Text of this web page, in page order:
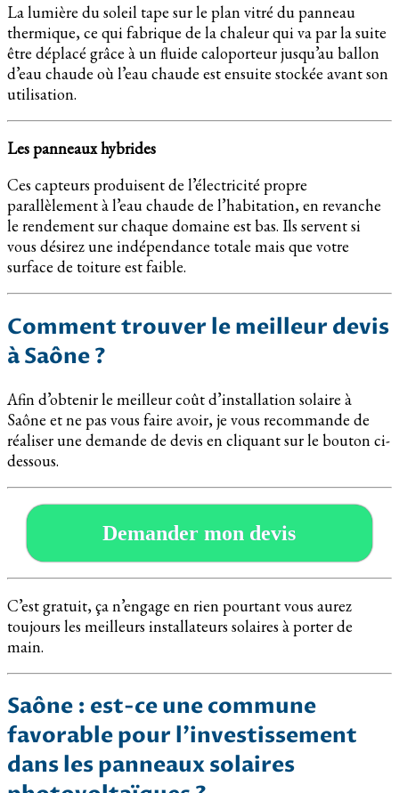
La lumière du soleil tape sur le plan vitré du panneau
thermique, ce qui fabrique de la chaleur qui va par la suite
être déplacé grâce à un fluide caloporteur jusqu’au ballon
d’eau chaude où l’eau chaude est ensuite stockée avant son
utilisation.
Les panneaux hybrides
Ces capteurs produisent de l’électricité propre
parallèlement à l’eau chaude de l’habitation, en revanche
le rendement sur chaque domaine est bas. Ils servent si
vous désirez une indépendance totale mais que votre
surface de toiture est faible.
Comment trouver le meilleur devis
à Saône ?
Afin d’obtenir le meilleur coût d’installation solaire à
Saône et ne pas vous faire avoir, je vous recommande de
réaliser une demande de devis en cliquant sur le bouton ci-
dessous.
Demander mon devis
C’est gratuit, ça n’engage en rien pourtant vous aurez
toujours les meilleurs installateurs solaires à porter de
main.
Saône : est-ce une commune
favorable pour l’investissement
dans les panneaux solaires